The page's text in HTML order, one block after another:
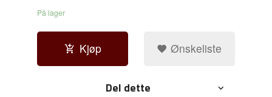
På lager
Kjøp Ønskeliste
Del dette